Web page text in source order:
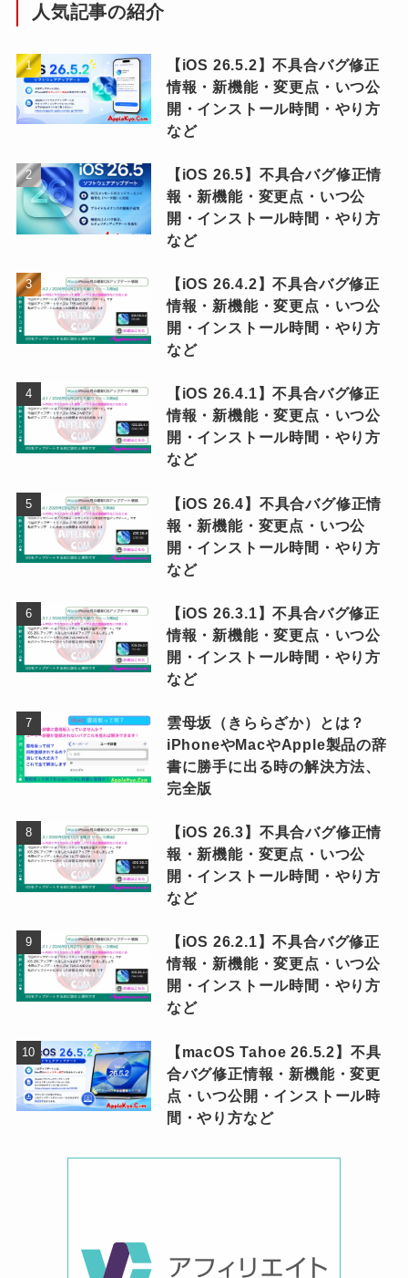
人気記事の紹介
【iOS 26.5.2】不具合バグ修正
情報・新機能・変更点・いつ公
開・インストール時間・やり方
など
【iOS 26.5】不具合バグ修正情
報・新機能・変更点・いつ公
開・インストール時間・やり方
など
【iOS 26.4.2】不具合バグ修正
情報・新機能・変更点・いつ公
開・インストール時間・やり方
など
【iOS 26.4.1】不具合バグ修正
情報・新機能・変更点・いつ公
開・インストール時間・やり方
など
【iOS 26.4】不具合バグ修正情
報・新機能・変更点・いつ公
開・インストール時間・やり方
など
【iOS 26.3.1】不具合バグ修正
情報・新機能・変更点・いつ公
開・インストール時間・やり方
など
雲母坂（きららざか）とは？
iPhoneやMacやApple製品の辞
書に勝手に出る時の解決方法、
完全版
【iOS 26.3】不具合バグ修正情
報・新機能・変更点・いつ公
開・インストール時間・やり方
など
【iOS 26.2.1】不具合バグ修正
情報・新機能・変更点・いつ公
開・インストール時間・やり方
など
【macOS Tahoe 26.5.2】不具
合バグ修正情報・新機能・変更
点・いつ公開・インストール時
間・やり方など